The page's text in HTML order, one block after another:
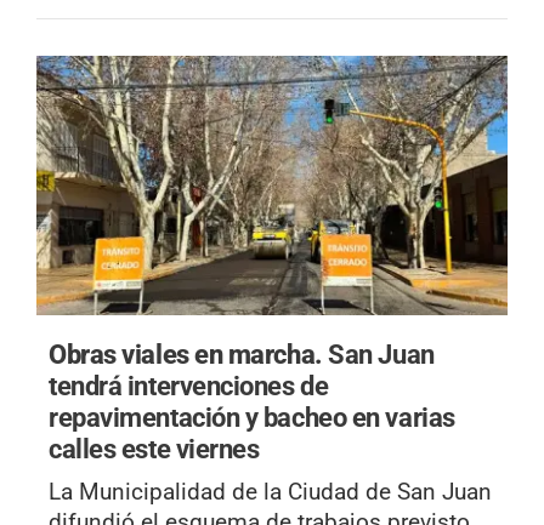
Obras viales en marcha.San Juan
tendrá intervenciones de
repavimentación y bacheo en varias
calles este viernes
La Municipalidad de la Ciudad de San Juan